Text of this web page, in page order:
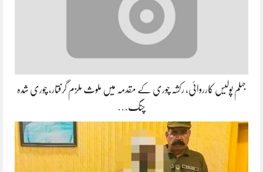
جہلم پولیس کارروائی، رکشہ چوری کے مقدمہ میں ملوث ملزم گرفتار، چوری شدہ
چنگ…